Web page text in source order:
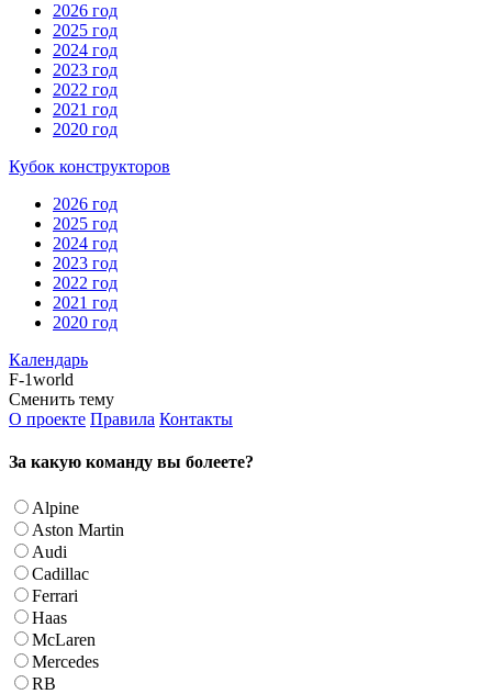
2026 год
2025 год
2024 год
2023 год
2022 год
2021 год
2020 год
Кубок конструкторов
2026 год
2025 год
2024 год
2023 год
2022 год
2021 год
2020 год
Календарь
F-1world
Сменить тему
О проекте Правила Контакты
За какую команду вы болеете?
Alpine
Aston Martin
Audi
Cadillac
Ferrari
Haas
McLaren
Mercedes
RB